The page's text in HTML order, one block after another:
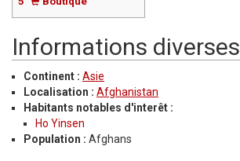
Informations diverses
Continent : Asie
Localisation : Afghanistan
Habitants notables d'interêt :
Ho Yinsen
Population : Afghans